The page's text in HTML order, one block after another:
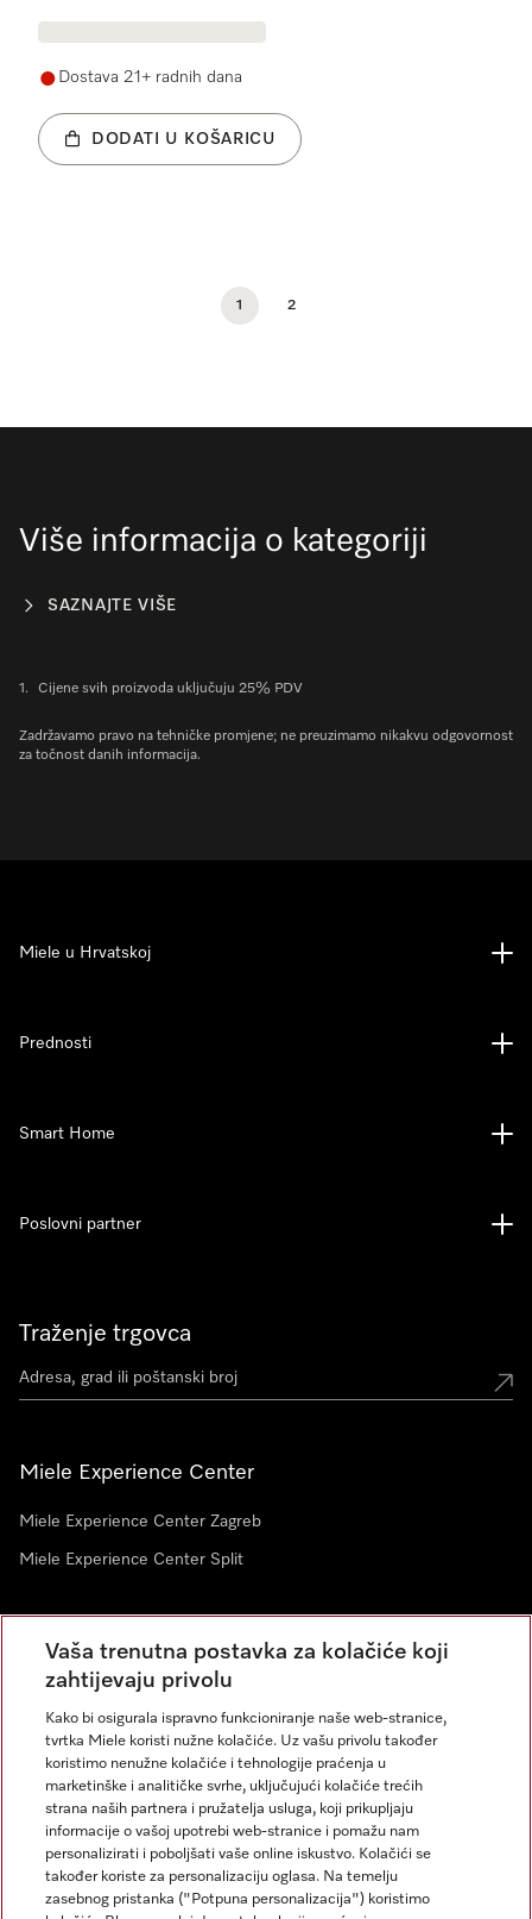
Dostava 21+ radnih dana
DODATI U KOŠARICU
1 2
Više informacija o kategoriji
SAZNAJTE VIŠE
1. Cijene svih proizvoda uključuju 25% PDV
Zadržavamo pravo na tehničke promjene; ne preuzimamo nikakvu odgovornost
za točnost danih informacija.
Traženje trgovca
Miele Experience Center
Miele Experience Center Zagreb
Miele Experience Center Split
Newsletter
Miele u Hrvatskoj
Prednosti
Smart Home
Poslovni partner
Miele na Instagramu
Miele na Facebooku
Vaša trenutna postavka za kolačiće koji
zahtijevaju privolu
Kako bi osigurala ispravno funkcioniranje naše web-stranice,
tvrtka Miele koristi nužne kolačiće. Uz vašu privolu također
koristimo nenužne kolačiće i tehnologije praćenja u
marketinške i analitičke svrhe, uključujući kolačiće trećih
strana naših partnera i pružatelja usluga, koji prikupljaju
informacije o vašoj upotrebi web-stranice i pomažu nam
personalizirati i poboljšati vaše online iskustvo. Kolačići se
također koriste za personalizaciju oglasa. Na temelju
zasebnog pristanka ("Potpuna personalizacija") koristimo